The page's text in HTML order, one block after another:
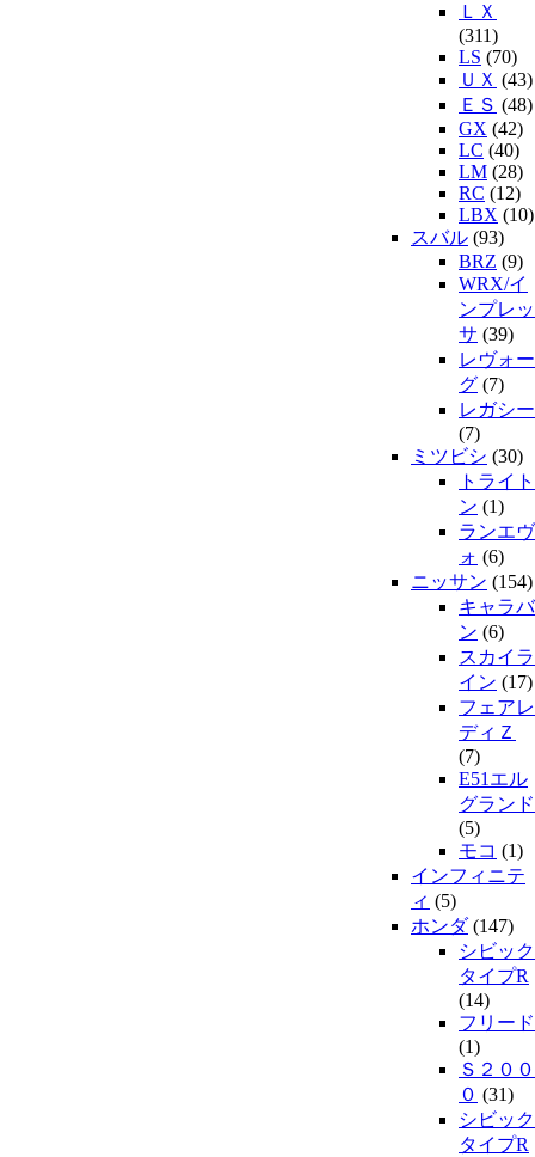
ＬＸ
(311)
LS (70)
ＵＸ (43)
ＥＳ (48)
GX (42)
LC (40)
LM (28)
RC (12)
LBX (10)
スバル (93)
BRZ (9)
WRX/イ
ンプレッ
サ (39)
レヴォー
グ (7)
レガシー
(7)
ミツビシ (30)
トライト
ン (1)
ランエヴ
ォ (6)
ニッサン (154)
キャラバ
ン (6)
スカイラ
イン (17)
フェアレ
ディＺ
(7)
E51エル
グランド
(5)
モコ (1)
インフィニテ
ィ (5)
ホンダ(147)
シビック
タイプR
(14)
フリード
(1)
Ｓ２００
０ (31)
シビック
タイプR